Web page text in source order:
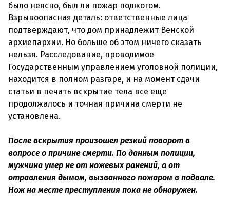
было неясно, был ли пожар поджогом.
Взрывоопасная деталь: ответственные лица
подтверждают, что дом принадлежит Венской
архиепархии. Но больше об этом ничего сказать
нельзя. Расследование, проводимое
Государственным управлением уголовной полиции,
находится в полном разгаре, и на момент сдачи
статьи в печать вскрытие тела все еще
продолжалось и точная причина смерти не
установлена.
После вскрытия произошел резкий поворот в
вопросе о причине смерти. По данным полиции,
мужчина умер не от ножевых ранений, а от
отравления дымом, вызванного пожаром в подвале.
Нож на месте преступления пока не обнаружен.